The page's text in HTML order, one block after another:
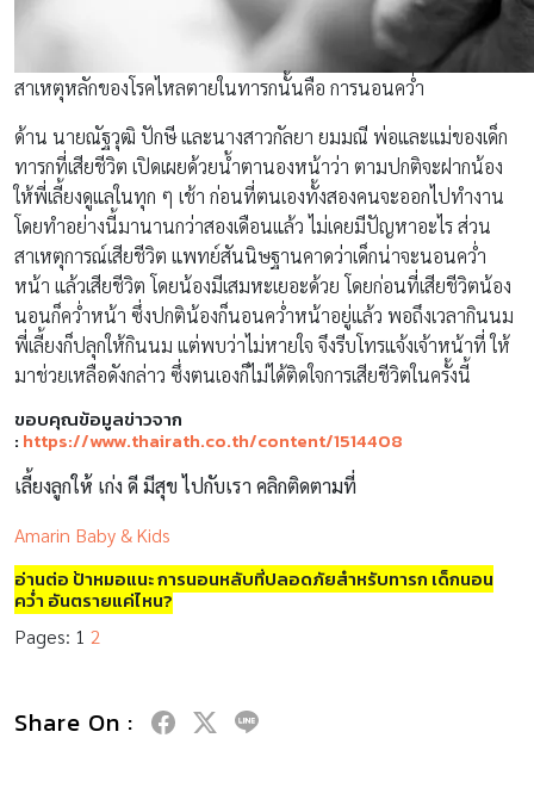
สาเหตุหลักของโรคไหลตายในทารกนั้นคือ การนอนคว่ำ
ด้าน นายณัฐวุฒิ ปักษี และนางสาวกัลยา ยมมณี พ่อและแม่ของเด็ก
ทารกที่เสียชีวิต เปิดเผยด้วยน้ำตานองหน้าว่า ตามปกติจะฝากน้อง
ให้พี่เลี้ยงดูแลในทุก ๆ เช้า ก่อนที่ตนเองทั้งสองคนจะออกไปทำงาน
โดยทำอย่างนี้มานานกว่าสองเดือนแล้ว ไม่เคยมีปัญหาอะไร ส่วน
สาเหตุการณ์เสียชีวิต แพทย์สันนิษฐานคาดว่าเด็กน่าจะนอนคว่ำ
หน้า แล้วเสียชีวิต โดยน้องมีเสมหะเยอะด้วย โดยก่อนที่เสียชีวิตน้อง
นอนก็คว่ำหน้า ซึ่งปกติน้องก็นอนคว่ำหน้าอยู่แล้ว พอถึงเวลากินนม
พี่เลี้ยงก็ปลุกให้กินนม แต่พบว่าไม่หายใจ จึงรีบโทรแจ้งเจ้าหน้าที่ ให้
มาช่วยเหลือดังกล่าว ซึ่งตนเองก็ไม่ได้ติดใจการเสียชีวิตในครั้งนี้
ขอบคุณข้อมูลข่าวจาก
: https://www.thairath.co.th/content/1514408
เลี้ยงลูกให้ เก่ง ดี มีสุข ไปกับเรา คลิกติดตามที่
Amarin Baby & Kids
อ่านต่อ ป้าหมอแนะ การนอนหลับที่ปลอดภัยสำหรับทารก เด็กนอน
คว่ำ อันตรายแค่ไหน?
Pages: 1 2
Share On :